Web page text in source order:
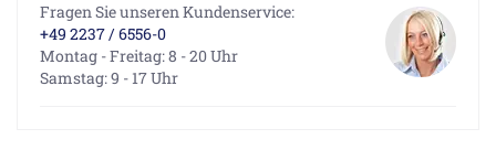
Fragen Sie unseren Kundenservice:
+49 2237 / 6556-0
Montag - Freitag: 8 - 20 Uhr
Samstag: 9 - 17 Uhr